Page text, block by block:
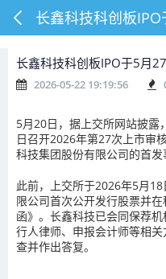
长鑫科技科创板IPO于5月
2026-05-22 19:19:56
5月20日，据上交所网站披露
日召开2026年第27次上市审
科技集团股份有限公司的首发
此前，上交所于2026年5月
限公司首次公开发行股票并
函》。长鑫科技已会同保荐
行人律师、申报会计师等相
查并作出答复。